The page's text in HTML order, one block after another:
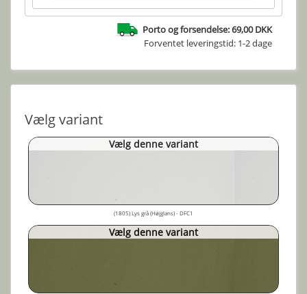
Porto og forsendelse: 69,00 DKK
Forventet leveringstid: 1-2 dage
Vælg variant
Vælg denne variant
(1805) Lys grå (Højglans) - DFC1
Vælg denne variant